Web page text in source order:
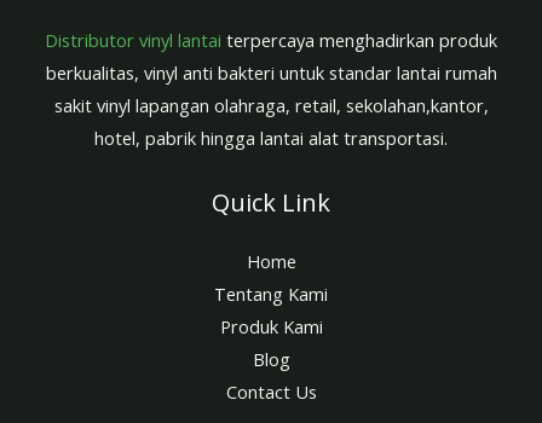
Distributor vinyl lantai terpercaya menghadirkan produk
berkualitas, vinyl anti bakteri untuk standar lantai rumah
sakit vinyl lapangan olahraga, retail, sekolahan,kantor,
hotel, pabrik hingga lantai alat transportasi.
Quick Link
Home
Tentang Kami
Produk Kami
Blog
Contact Us